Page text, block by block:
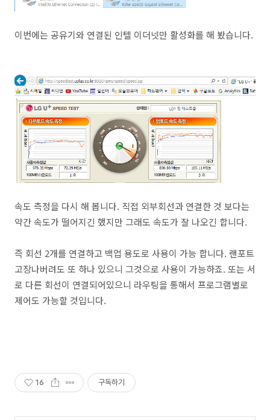
이번에는 공유기와 연결된 인텔 이더넷만 활성화를 해 봤습니다.
속도 측정을 다시 해 봅니다. 직접 외부회선과 연결한 것 보다는
약간 속도가 떨어지긴 했지만 그래도 속도가 잘 나오긴 합니다.
즉 회선 2개를 연결하고 백업 용도로 사용이 가능 합니다. 랜포트
고장나버려도 또 하나 있으니 그것으로 사용이 가능하죠. 또는 서
로 다른 회선이 연결되어있으니 라우팅을 통해서 프로그램별로
제어도 가능할 것입니다.
16 구독하기